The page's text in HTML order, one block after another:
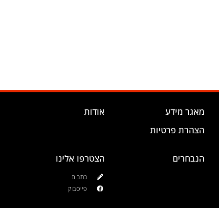
מאגר מידע
הצהרת פרטיות
אודות
הנבחרים הצטרפו אלינו
כתבים
פייסבוק